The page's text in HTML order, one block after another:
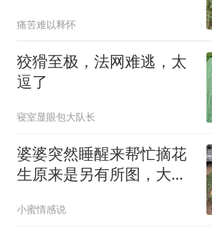
痛苦难以释怀
狡猾至极，法网难逃，太
逗了
寝室显眼包大队长
婆婆突然睡醒来帮忙摘花
生原来是另有所图，大飞
小蜜情感说